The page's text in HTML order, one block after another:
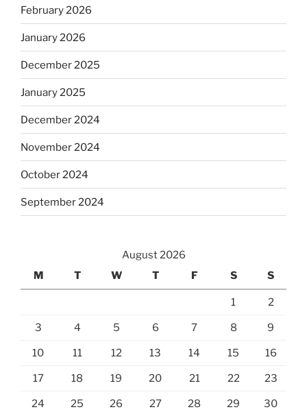
February 2026
January 2026
December 2025
January 2025
December 2024
November 2024
October 2024
September 2024
August 2026
M
T W T F S S
1 2
3 4 5 6 7 8 9
10 11 12 13 14 15 16
17 18 19 20 21 22 23
24 25 26 27 28 29 30